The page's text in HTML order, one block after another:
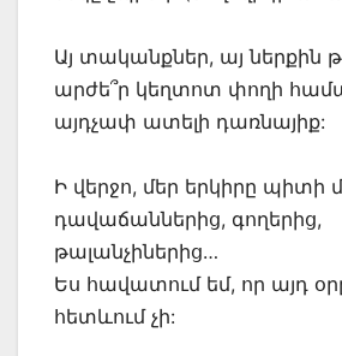
Այ տականքներ, այ ներքին
արժե՞ր կեղտոտ փողի
այդչափ ատելի դառնայիք:
Ի վերջո, մեր երկիրը պիտի
դավաճաններից, գողերից,
թալանչիներից…
Ես հավատում եմ, որ այդ
հետևում չի: